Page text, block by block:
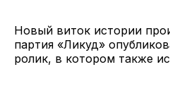
Новый виток истории
партия «Ликуд»
ролик, в котором также